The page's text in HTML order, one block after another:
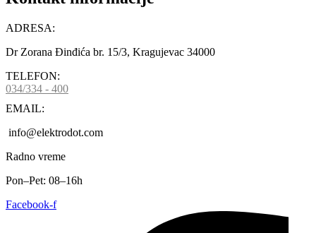
ADRESA:
Dr Zorana Đinđića br. 15/3, Kragujevac 34000
TELEFON:
034/334 - 400
EMAIL:
info@elektrodot.com
Radno vreme
Pon–Pet: 08–16h
Facebook-f